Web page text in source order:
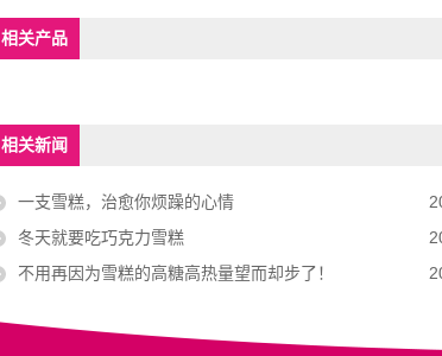
相关产品
相关新闻
一支雪糕，治愈你烦躁的心情
冬天就要吃巧克力雪糕
不用再因为雪糕的高糖高热量望而却步了！